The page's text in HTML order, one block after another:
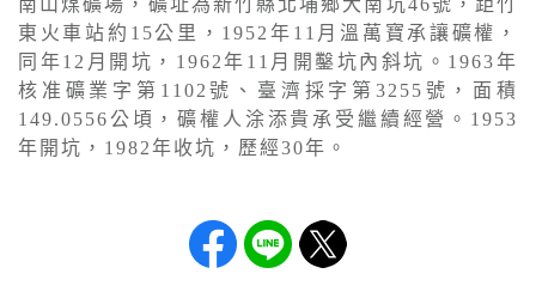
東火車站約15公里，1952年11月溫萬寶承讓礦權，
同年12月開坑，1962年11月開鑿坑內斜坑。1963年
核准礦業字第1102號、臺濟採字第3255號，面積
149.0556公頃，礦權人涂添貴承受繼續經營。1953
年開坑，1982年收坑，歷經30年。